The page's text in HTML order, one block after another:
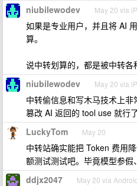
niubilewodev May 20 via
如果是专业用户，并且将 AI
算。
说中转划算的，都是被中转各
niubilewodev May 20 via
中转偷信息和写木马技术上非
篡改 AI 返回的 tool use 就行了
LuckyTom May 20
中转站确实能把 Token 费用
额测试测试吧。毕竟模型参
ddjx2047 May 20 via